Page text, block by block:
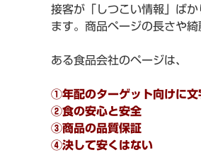
接客が「しつこい情報」ば
ます。商品ページの長さや綺
ある食品会社のページは、
①年配のターゲット向けに文
②食の安心と安全
③商品の品質保証
④決して安くはない